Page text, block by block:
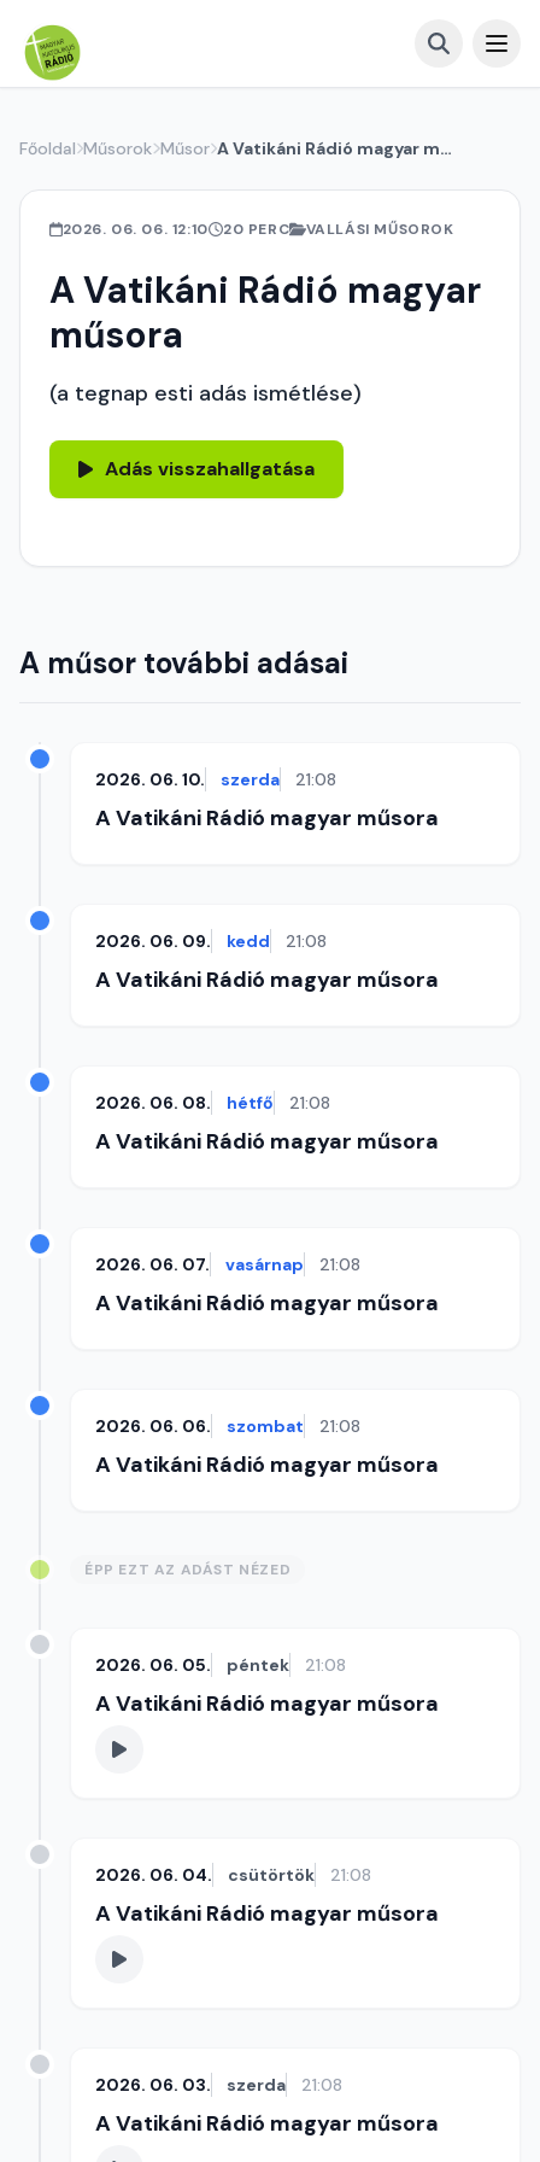
Főoldal Műsorok Műsor A Vatikáni Rádió magyar műsora
2026. 06. 06. 12:10 20 PERC VALLÁSI MŰSOROK
A Vatikáni Rádió magyar
műsora
(a tegnap esti adás ismétlése)
Adás visszahallgatása
A műsor további adásai
2026. 06. 10. szerda 21:08
A Vatikáni Rádió magyar műsora
2026. 06. 09. kedd 21:08
A Vatikáni Rádió magyar műsora
2026. 06. 08. hétfő 21:08
A Vatikáni Rádió magyar műsora
2026. 06. 07. vasárnap 21:08
A Vatikáni Rádió magyar műsora
2026. 06. 06. szombat 21:08
A Vatikáni Rádió magyar műsora
ÉPP EZT AZ ADÁST NÉZED
2026. 06. 05. péntek 21:08
A Vatikáni Rádió magyar műsora
2026. 06. 04. csütörtök 21:08
A Vatikáni Rádió magyar műsora
2026. 06. 03. szerda 21:08
A Vatikáni Rádió magyar műsora